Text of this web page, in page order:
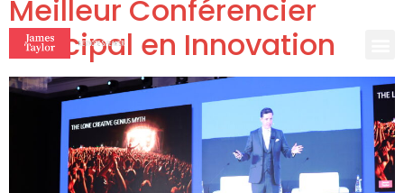
Meilleur Conférencier
Principal en Innovation